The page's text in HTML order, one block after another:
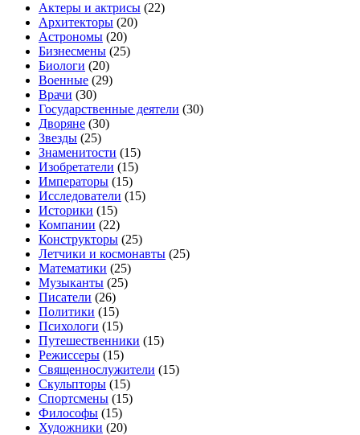
Актеры и актрисы (22)
Архитекторы (20)
Астрономы (20)
Бизнесмены (25)
Биологи (20)
Военные (29)
Врачи (30)
Государственные деятели (30)
Дворяне (30)
Звезды (25)
Знаменитости (15)
Изобретатели (15)
Императоры (15)
Исследователи (15)
Историки (15)
Компании (22)
Конструкторы (25)
Летчики и космонавты (25)
Математики (25)
Музыканты (25)
Писатели (26)
Политики (15)
Психологи (15)
Путешественники (15)
Режиссеры (15)
Священнослужители (15)
Скульпторы (15)
Спортсмены (15)
Философы (15)
Художники (20)